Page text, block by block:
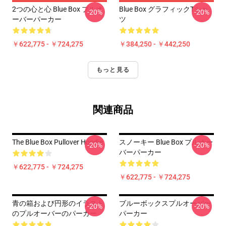
2つの心と心 Blue Box プルオ
ーバーパーカー
￥622,775 - ￥724,275
-20%
Blue Box グラフィックTシャ
ツ
￥384,250 - ￥442,250
-20%
もっと見る
関連商品
The Blue Box Pullover Hoodie
￥622,775 - ￥724,275
-20%
スノーキー Blue Box プルオー
バーパーカー
￥622,775 - ￥724,275
-20%
青の箱および円形のイラスト
のプルオーバーのパーカー
-20%
ブルーボックスプルオーバー
パーカー
-20%